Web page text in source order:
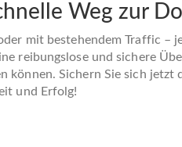
Weg zur
mit bestehendem Traffic –
reibungslose und sichere
können. Sichern Sie sich jetzt
und Erfolg!